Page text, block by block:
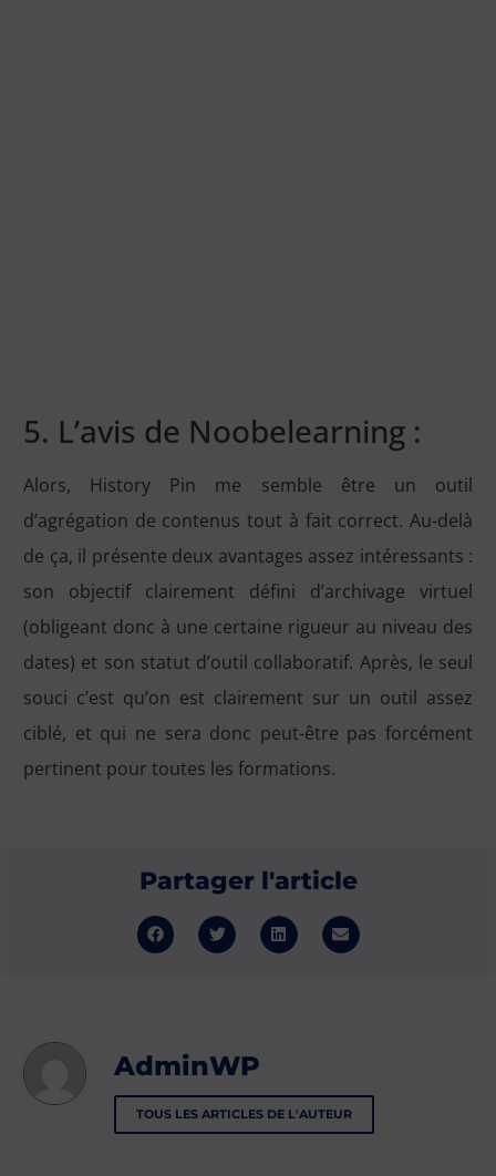
5. L’avis de Noobelearning :
Alors, History Pin me semble être un outil
d’agrégation de contenus tout à fait correct. Au-delà
de ça, il présente deux avantages assez intéressants :
son objectif clairement défini d’archivage virtuel
(obligeant donc à une certaine rigueur au niveau des
dates) et son statut d’outil collaboratif. Après, le seul
souci c’est qu’on est clairement sur un outil assez
ciblé, et qui ne sera donc peut-être pas forcément
pertinent pour toutes les formations.
Partager l'article
AdminWP
TOUS LES ARTICLES DE L'AUTEUR